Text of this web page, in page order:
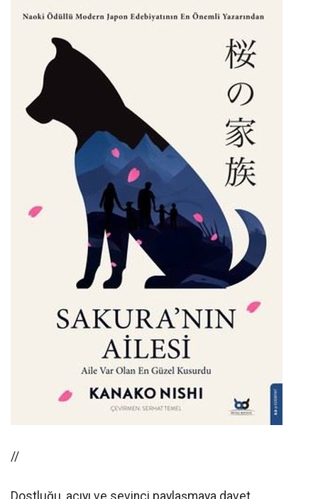
//
Dostluğu, acıyı ve sevinci paylaşmaya davet